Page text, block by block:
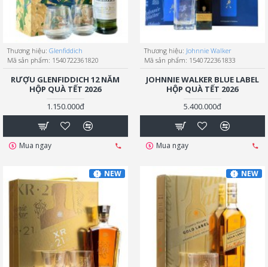
Thương hiệu: Glenfiddich
Mã sản phẩm: 1540722361820
RƯỢU GLENFIDDICH 12 NĂM
HỘP QUÀ TẾT 2026
1.150.000đ
Mua ngay
Thương hiệu: Johnnie Walker
Mã sản phẩm: 1540722361833
JOHNNIE WALKER BLUE LABEL
HỘP QUÀ TẾT 2026
5.400.000đ
Mua ngay
NEW NEW